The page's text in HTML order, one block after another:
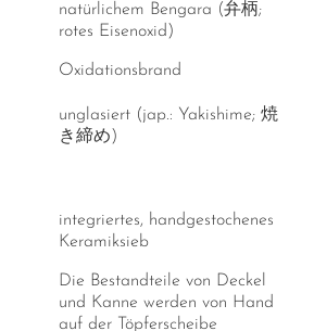
natürlichem Bengara (弁柄;
rotes Eisenoxid)
Oxidationsbrand
unglasiert (jap.: Yakishime; 焼
き締め)
integriertes, handgestochenes
Keramiksieb
Die Bestandteile von Deckel
und Kanne werden von Hand
auf der Töpferscheibe